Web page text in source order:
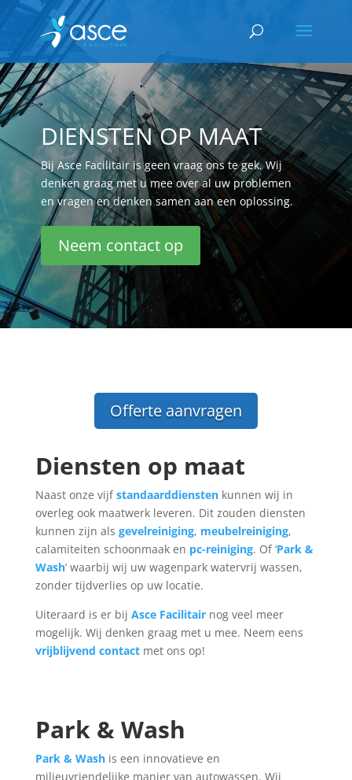
DIENSTEN OP MAAT
Bij Asce Facilitair is geen vraag ons te gek. Wij
denken graag met u mee over al uw problemen
en vragen en denken samen aan een oplossing.
Neem contact op
Offerte aanvragen
Diensten op maat
Naast onze vijfstandaarddiensten kunnen wij in
overleg ook maatwerk leveren. Dit zouden diensten
kunnen zijn als gevelreiniging, meubelreiniging,
calamiteiten schoonmaak en pc-reiniging. Of ‘Park &
Wash’ waarbij wij uw wagenpark watervrij wassen,
zonder tijdverlies op uw locatie.
Uiteraard is er bij Asce Facilitairnog veel meer
mogelijk. Wij denken graag met u mee. Neem eens
vrijblijvend contact met ons op!
Park & Wash
Park & Washis een innovatieve en
milieuvriendelijke manier van autowassen. Wij